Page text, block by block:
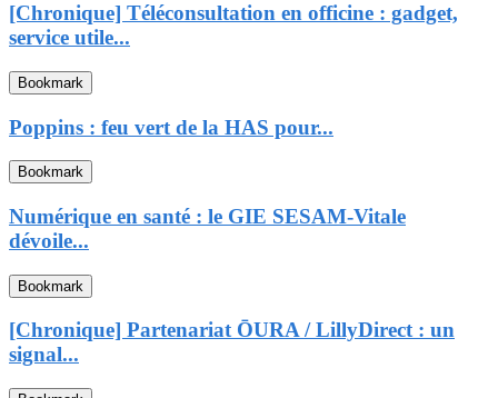
[Chronique] Téléconsultation en officine : gadget,
service utile...
Bookmark
Poppins : feu vert de la HAS pour...
Bookmark
Numérique en santé : le GIE SESAM-Vitale
dévoile...
Bookmark
[Chronique] Partenariat ŌURA / LillyDirect : un
signal...